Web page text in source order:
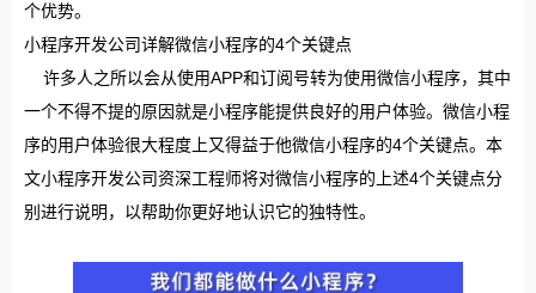
个优势。
小程序开发公司详解微信小程序的4个关键点
许多人之所以会从使用APP和订阅号转为使用微信小程序，其中
一个不得不提的原因就是小程序能提供良好的用户体验。微信小程
序的用户体验很大程度上又得益于他微信小程序的4个关键点。本
文小程序开发公司资深工程师将对微信小程序的上述4个关键点分
别进行说明，以帮助你更好地认识它的独特性。